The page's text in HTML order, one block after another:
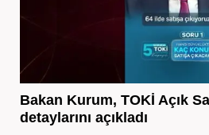
Bakan Kurum, TOKİ Açık
detaylarını açıkladı